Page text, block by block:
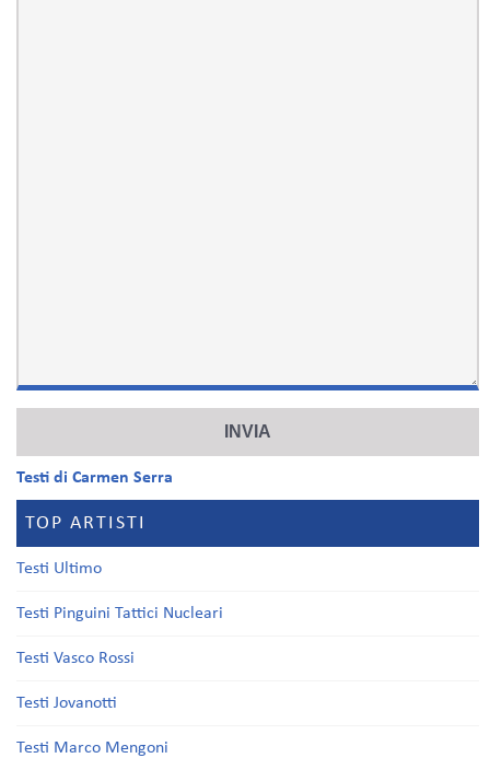
Testi di Carmen Serra
TOP ARTISTI
Testi Ultimo
Testi Pinguini Tattici Nucleari
Testi Vasco Rossi
Testi Jovanotti
Testi Marco Mengoni